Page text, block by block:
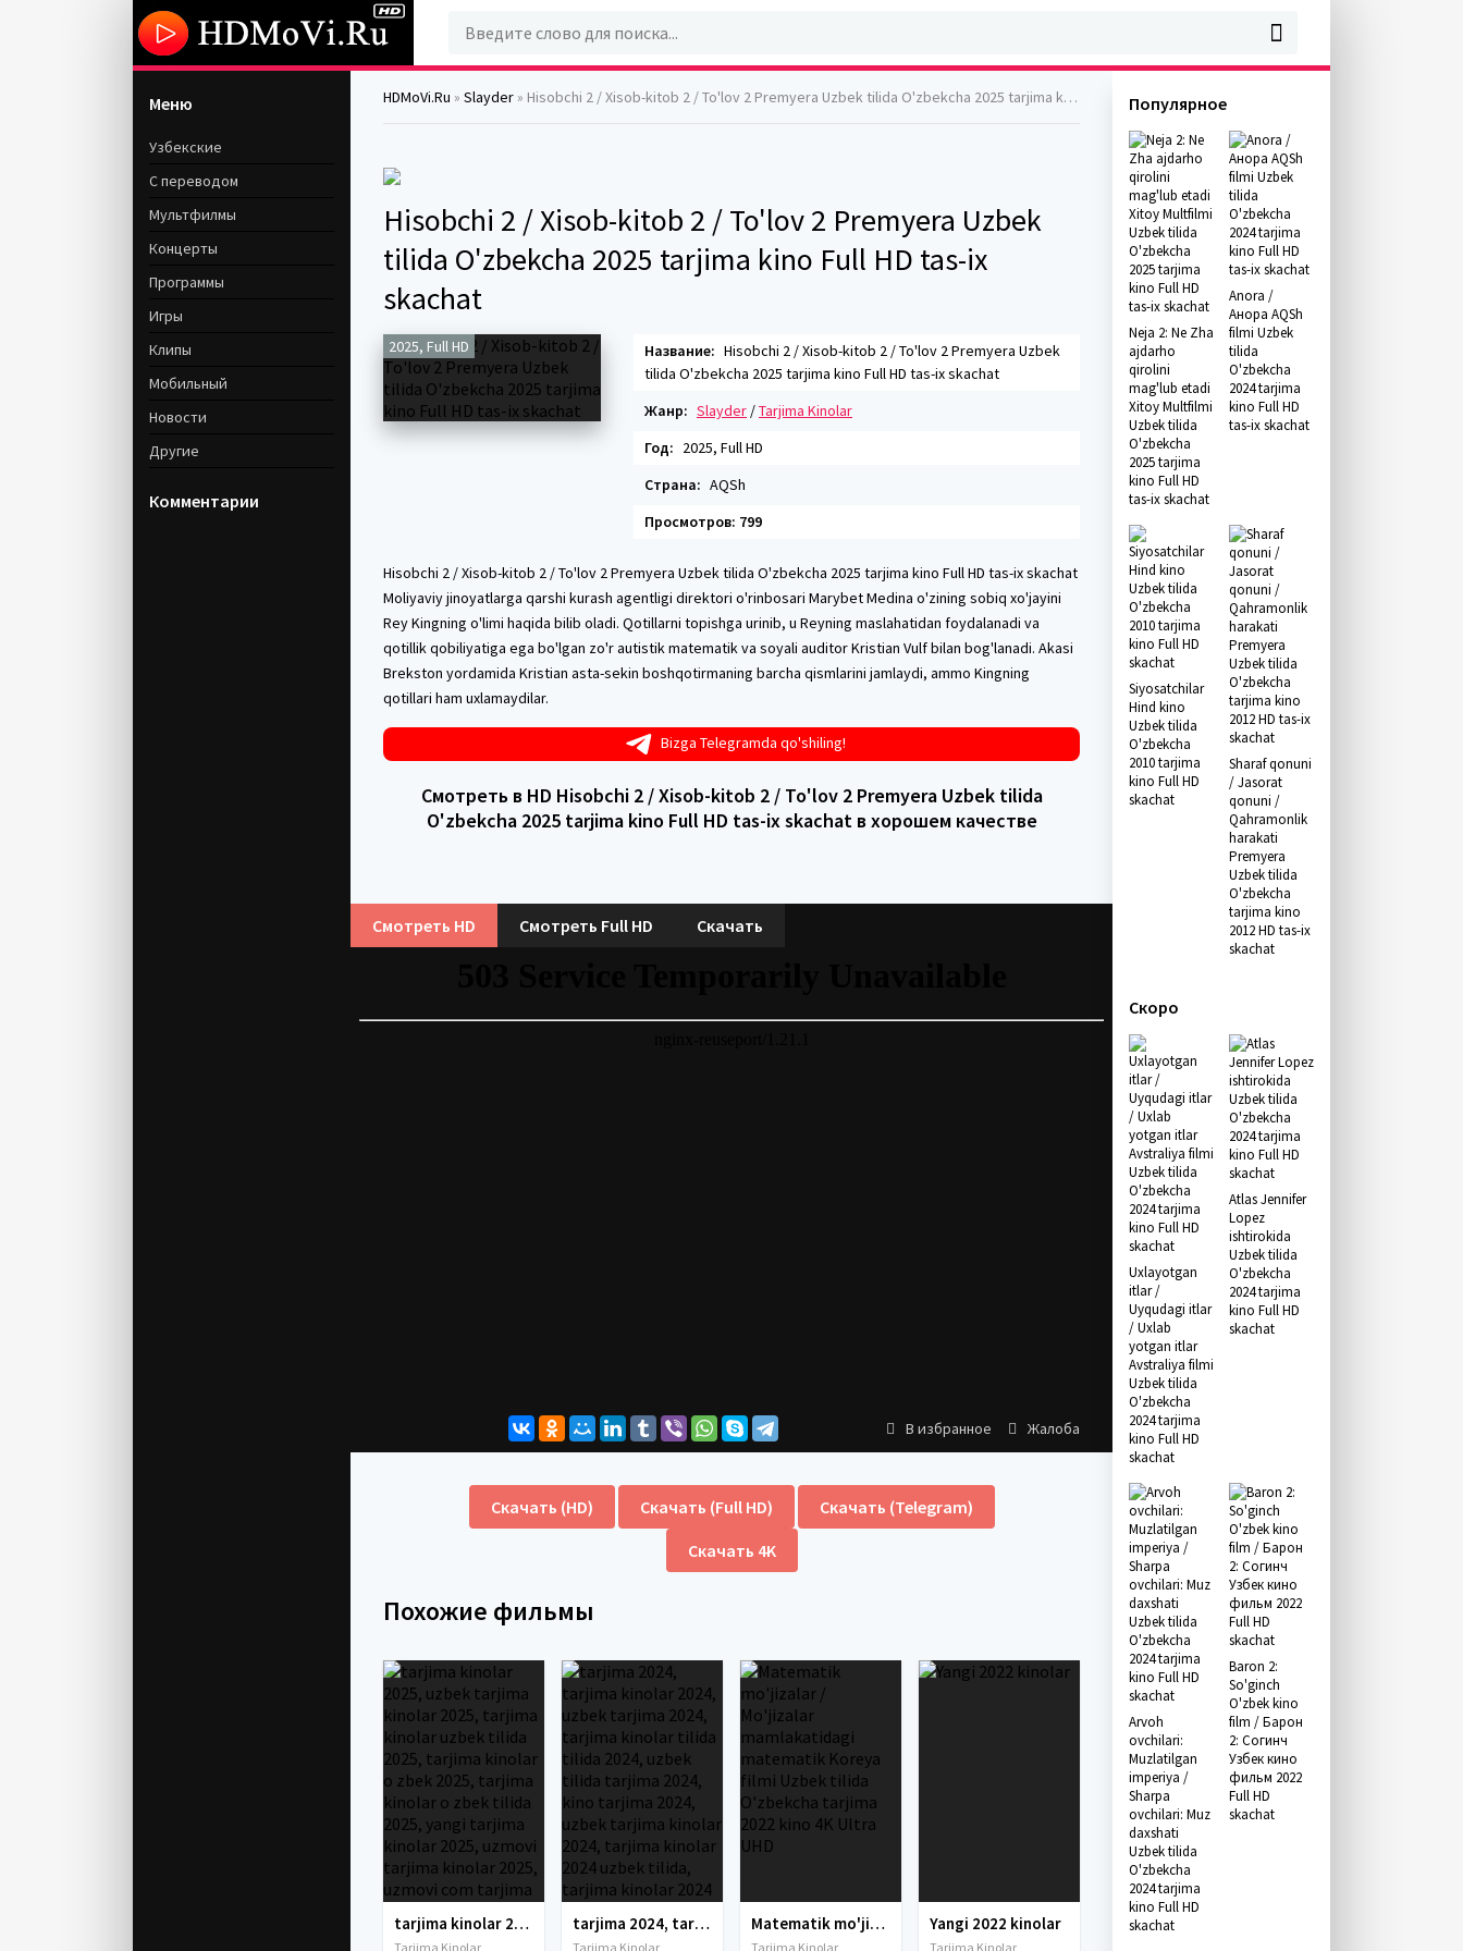
HDMoVi.Ru » Slayder » Hisobchi 2 / Xisob-kitob 2 / To'lov 2 Premyera Uzbek tilida O'zbekcha 2025 tarjima kino Full HD tas-ix skachat
Hisobchi 2 / Xisob-kitob 2 / To'lov 2 Premyera Uzbek
tilida O'zbekcha 2025 tarjima kino Full HD tas-ix
skachat
2025, Full HD Название: Hisobchi 2 / Xisob-kitob 2 / To'lov 2 Premyera Uzbek
tilida O'zbekcha 2025 tarjima kino Full HD tas-ix skachat
Жанр: Slayder /Tarjima Kinolar
Год: 2025, Full HD
Страна: AQSh
Просмотров: 799
Hisobchi 2 / Xisob-kitob 2 / To'lov 2 Premyera Uzbek tilida O'zbekcha 2025 tarjima kino Full HD tas-ix skachat
Moliyaviy jinoyatlarga qarshi kurash agentligi direktori o'rinbosari Marybet Medina o'zining sobiq xo'jayini
Rey Kingning o'limi haqida bilib oladi. Qotillarni topishga urinib, u Reyning maslahatidan foydalanadi va
qotillik qobiliyatiga ega bo'lgan zo'r autistik matematik va soyali auditor Kristian Vulf bilan bog'lanadi. Akasi
Brekston yordamida Kristian asta-sekin boshqotirmaning barcha qismlarini jamlaydi, ammo Kingning
qotillari ham uxlamaydilar.
Bizga Telegramda qo'shiling!
Смотреть в HD Hisobchi 2 / Xisob-kitob 2 / To'lov 2 Premyera Uzbek tilida
O'zbekcha 2025 tarjima kino Full HD tas-ix skachat в хорошем качестве
Смотреть HD Смотреть Full HD Скачать
В избранное Жалоба
Скачать (HD) Скачать (Full HD)
Скачать (Telegram)
Скачать 4K
Похожие фильмы
tarjima kinolar 2025, uzbek tarjima kinolar 2025, tarjima kinolar uzbek tilida 2025, tarjima kinolar o zbek 2025, tarjima kinolar o zbek tilida 2025, yangi tarjima kinolar 2025, uzmovi tarjima kinolar 2025, uzmovi com tarjima kinolar 2025, uzbekcha t
Tarjima Kinolar
tarjima 2024, tarjima kinolar 2024, uzbek tarjima 2024, tarjima kinolar tilida tilida 2024, uzbek tilida tarjima 2024, kino tarjima 2024, uzbek tarjima kinolar 2024, tarjima kinolar 2024 uzbek tilida, tarjima kinolar 2024 o zbek, tarjima kinolar 2024
Tarjima Kinolar
Matematik mo'jizalar / Mo'jizalar mamlakatidagi matematik Koreya filmi Uzbek tilida O'zbekcha tarjima 2022 kino 4K Ultra UHD
Tarjima Kinolar
Yangi 2022 kinolar
Tarjima Kinolar
Меню
Узбекские
С переводом
Мультфилмы
Концерты
Программы
Игры
Клипы
Мобильный
Новости
Другие
Комментарии
Популярное
Neja 2: Ne Zha
ajdarho
qirolini
mag'lub etadi
Xitoy Multfilmi
Uzbek tilida
O'zbekcha
2025 tarjima
kino Full HD
tas-ix skachat
Anora /
Анора AQSh
filmi Uzbek
tilida
O'zbekcha
2024 tarjima
kino Full HD
tas-ix skachat
Siyosatchilar
Hind kino
Uzbek tilida
O'zbekcha
2010 tarjima
kino Full HD
skachat
Sharaf qonuni
/ Jasorat
qonuni /
Qahramonlik
harakati
Premyera
Uzbek tilida
O'zbekcha
tarjima kino
2012 HD tas-ix
skachat
Скоро
Uxlayotgan
itlar /
Uyqudagi itlar
/ Uxlab
yotgan itlar
Avstraliya filmi
Uzbek tilida
O'zbekcha
2024 tarjima
kino Full HD
skachat
Atlas Jennifer
Lopez
ishtirokida
Uzbek tilida
O'zbekcha
2024 tarjima
kino Full HD
skachat
Arvoh
ovchilari:
Muzlatilgan
imperiya /
Sharpa
ovchilari: Muz
daxshati
Uzbek tilida
O'zbekcha
2024 tarjima
kino Full HD
skachat
Baron 2:
So'ginch
O'zbek kino
film / Барон
2: Согинч
Узбек кино
фильм 2022
Full HD
skachat